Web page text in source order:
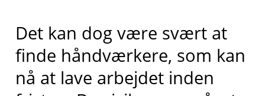
Det kan dog være svært at
finde håndværkere, som kan
nå at lave arbejdet inden